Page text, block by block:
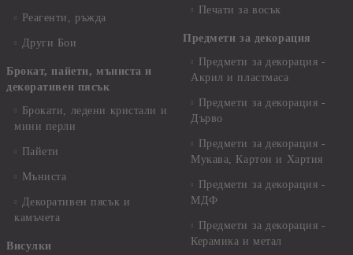
Реагенти, ръжда
Други Бои
Брокат, пайети, мъниста и
декоративен пясък
Брокати, ледени кристали и
мини перли
Пайети
Мъниста
Декоративен пясък и
камъчета
Висулки
Печати за восък
Предмети за декорация
Предмети за декорация -
Акрил и пластмаса
Предмети за декорация -
Дърво
Предмети за декорация -
Мукава, Картон и Хартия
Предмети за декорация -
МДФ
Предмети за декорация -
Керамика и метал